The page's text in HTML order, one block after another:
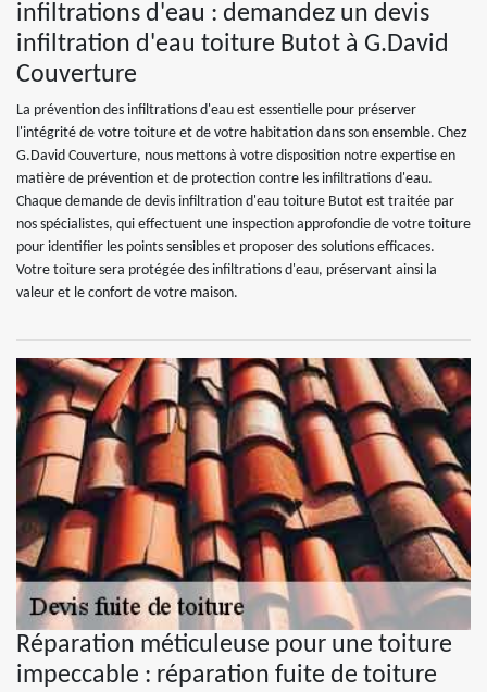
infiltrations d'eau : demandez un devis
infiltration d'eau toiture Butot à G.David
Couverture
La prévention des infiltrations d'eau est essentielle pour préserver
l'intégrité de votre toiture et de votre habitation dans son ensemble. Chez
G.David Couverture, nous mettons à votre disposition notre expertise en
matière de prévention et de protection contre les infiltrations d'eau.
Chaque demande de devis infiltration d'eau toiture Butot est traitée par
nos spécialistes, qui effectuent une inspection approfondie de votre toiture
pour identifier les points sensibles et proposer des solutions efficaces.
Votre toiture sera protégée des infiltrations d'eau, préservant ainsi la
valeur et le confort de votre maison.
Réparation méticuleuse pour une toiture
impeccable : réparation fuite de toiture